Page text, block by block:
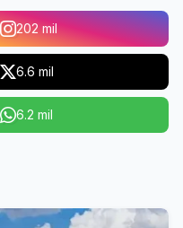
202 mil
6.6 mil
6.2 mil